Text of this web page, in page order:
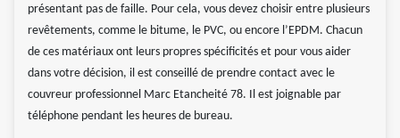
présentant pas de faille. Pour cela, vous devez choisir entre plusieurs
revêtements, comme le bitume, le PVC, ou encore l’EPDM. Chacun
de ces matériaux ont leurs propres spécificités et pour vous aider
dans votre décision, il est conseillé de prendre contact avec le
couvreur professionnel Marc Etancheité 78. Il est joignable par
téléphone pendant les heures de bureau.